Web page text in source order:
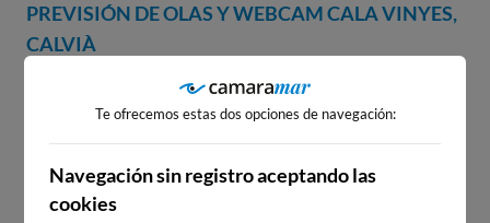
PREVISIÓN DE OLAS Y WEBCAM CALA VINYES,
CALVIÀ
PREVISIÓN METEOROLOGÍA
WEBCAM CALA VINYES, CALVIÀ
Te ofrecemos estas dos opciones de navegación:
Navegación sin registro aceptando las
cookies